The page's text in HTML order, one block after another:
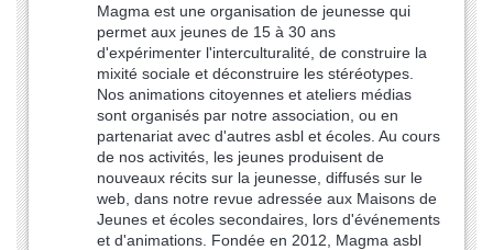
Magma est une organisation de jeunesse qui
permet aux jeunes de 15 à 30 ans
d'expérimenter l'interculturalité, de construire la
mixité sociale et déconstruire les stéréotypes.
Nos animations citoyennes et ateliers médias
sont organisés par notre association, ou en
partenariat avec d'autres asbl et écoles. Au cours
de nos activités, les jeunes produisent de
nouveaux récits sur la jeunesse, diffusés sur le
web, dans notre revue adressée aux Maisons de
Jeunes et écoles secondaires, lors d'événements
et d'animations. Fondée en 2012, Magma asbl